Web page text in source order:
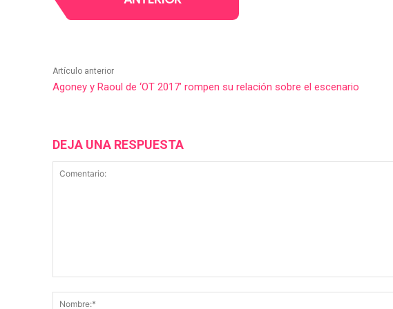
Artículo anterior
Agoney y Raoul de ‘OT 2017’ rompen su relación sobre el escenario
DEJA UNA RESPUESTA